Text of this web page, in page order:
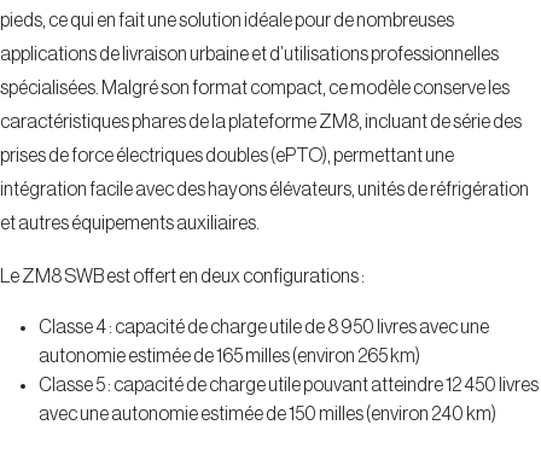
pieds, ce qui en fait une solution idéale pour de nombreuses
applications de livraison urbaine et d’utilisations professionnelles
spécialisées. Malgré son format compact, ce modèle conserve les
caractéristiques phares de la plateforme ZM8, incluant de série des
prises de force électriques doubles (ePTO), permettant une
intégration facile avec des hayons élévateurs, unités de réfrigération
et autres équipements auxiliaires.
Le ZM8 SWB est offert en deux configurations :
Classe 4 : capacité de charge utile de 8 950 livres avec une
autonomie estimée de 165 milles (environ 265 km)
Classe 5 : capacité de charge utile pouvant atteindre 12 450 livres
avec une autonomie estimée de 150 milles (environ 240 km)